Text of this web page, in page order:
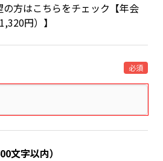
方はこちらをチェック【年会
円）】
必須
文字以内）